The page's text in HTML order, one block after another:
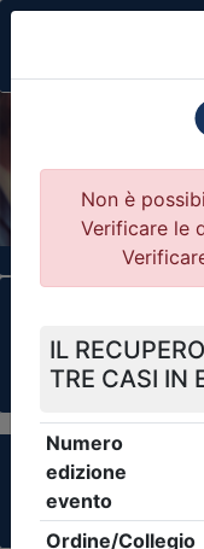
Previous
Il portale
Clicca qui -